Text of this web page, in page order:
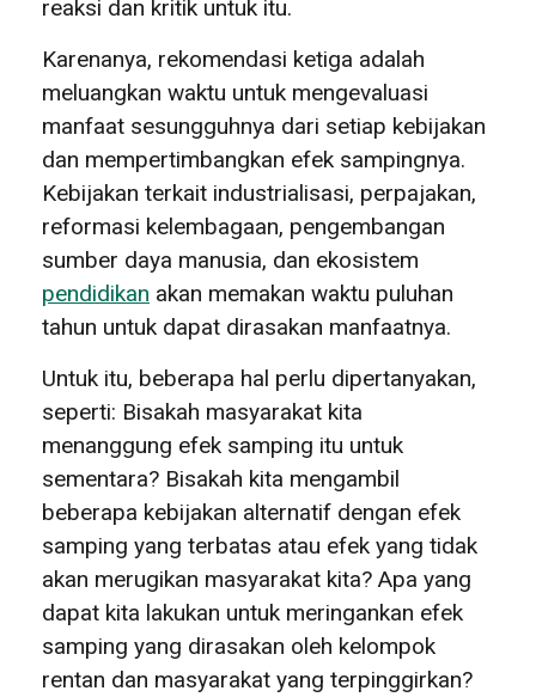
reaksi dan kritik untuk itu.
Karenanya, rekomendasi ketiga adalah
meluangkan waktu untuk mengevaluasi
manfaat sesungguhnya dari setiap kebijakan
dan mempertimbangkan efek sampingnya.
Kebijakan terkait industrialisasi, perpajakan,
reformasi kelembagaan, pengembangan
sumber daya manusia, dan ekosistem
pendidikan akan memakan waktu puluhan
tahun untuk dapat dirasakan manfaatnya.
Untuk itu, beberapa hal perlu dipertanyakan,
seperti: Bisakah masyarakat kita
menanggung efek samping itu untuk
sementara? Bisakah kita mengambil
beberapa kebijakan alternatif dengan efek
samping yang terbatas atau efek yang tidak
akan merugikan masyarakat kita? Apa yang
dapat kita lakukan untuk meringankan efek
samping yang dirasakan oleh kelompok
rentan dan masyarakat yang terpinggirkan?